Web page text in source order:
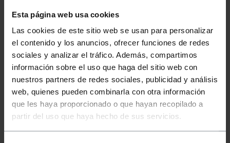
Esta página web usa cookies
Las cookies de este sitio web se usan para personalizar
el contenido y los anuncios, ofrecer funciones de redes
sociales y analizar el tráfico. Además, compartimos
información sobre el uso que haga del sitio web con
nuestros partners de redes sociales, publicidad y análisis
web, quienes pueden combinarla con otra información
que les haya proporcionado o que hayan recopilado a
partir del uso que haya hecho de sus servicios.
Ulteriori informazioni
Descrizione
Bobina di cavo di rete rigido categoria6 UTP di 305
m para exterior. dati fino a 1Gbps (1000Mbps) con
una larghezza di banda fino a 250 Mhz. Bobina di
cavo Ethernet a 4 coppie (8 fili intrecciati 2 in 2) e
C.Progettato per l'uso in reti strutturate